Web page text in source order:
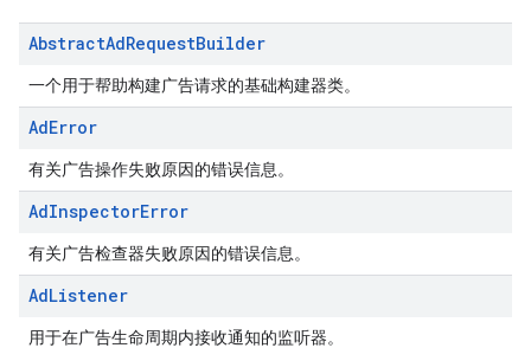
AbstractAdRequestBuilder
一个用于帮助构建广告请求的基础构建器类。
AdError
有关广告操作失败原因的错误信息。
AdInspectorError
有关广告检查器失败原因的错误信息。
AdListener
用于在广告生命周期内接收通知的监听器。